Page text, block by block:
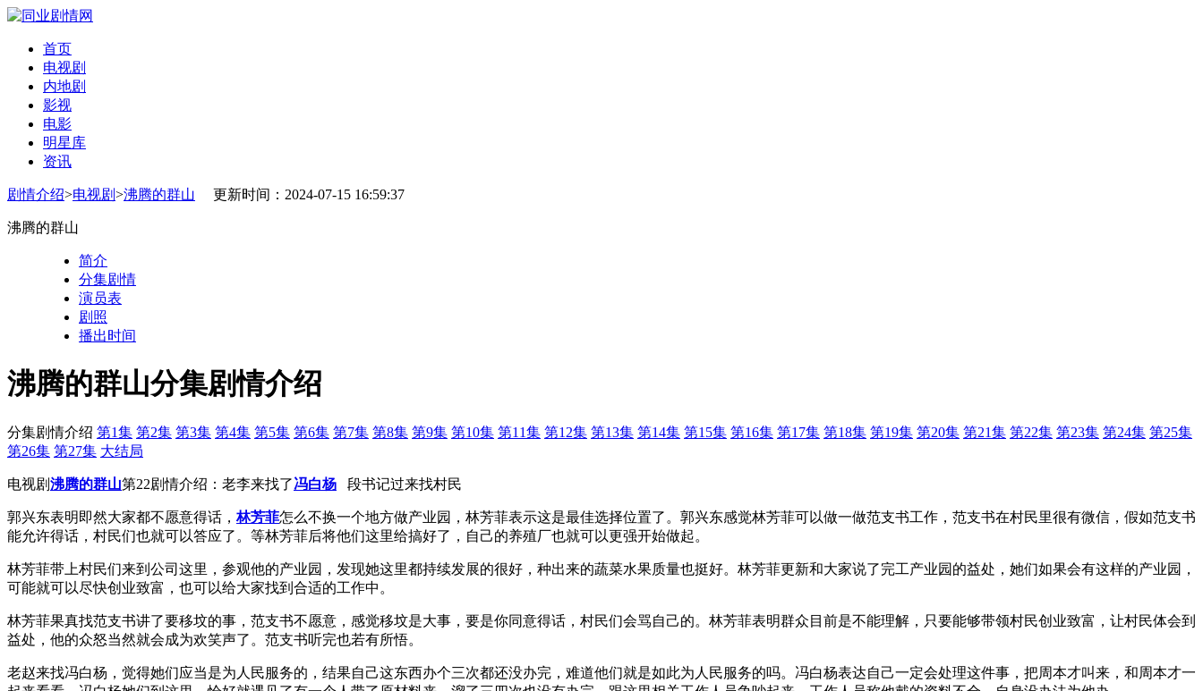
首页
电视剧
内地剧
影视
电影
明星库
资讯
剧情介绍>电视剧>沸腾的群山 更新时间：2024-07-15 16:59:37
沸腾的群山
简介
分集剧情
演员表
剧照
播出时间
沸腾的群山分集剧情介绍
分集剧情介绍 第1集 第2集 第3集 第4集 第5集 第6集 第7集 第8集 第9集 第10集 第11集 第12集 第13集 第14集 第15集 第16集 第17集 第18集 第19集 第20集 第21集 第22集 第23集 第24集 第25集
第26集 第27集 大结局
电视剧沸腾的群山第22剧情介绍：老李来找了冯白杨 段书记过来找村民
郭兴东表明即然大家都不愿意得话，林芳菲怎么不换一个地方做产业园，林芳菲表示这是最佳选择位置了。郭兴东感觉林芳菲可以做一做范支书工作，范支书在村民里很有微信，假如范支书
能允许得话，村民们也就可以答应了。等林芳菲后将他们这里给搞好了，自己的养殖厂也就可以更强开始做起。
林芳菲带上村民们来到公司这里，参观他的产业园，发现她这里都持续发展的很好，种出来的蔬菜水果质量也挺好。林芳菲更新和大家说了完工产业园的益处，她们如果会有这样的产业园，
可能就可以尽快创业致富，也可以给大家找到合适的工作中。
林芳菲果真找范支书讲了要移坟的事，范支书不愿意，感觉移坟是大事，要是你同意得话，村民们会骂自己的。林芳菲表明群众目前是不能理解，只要能够带领村民创业致富，让村民体会到
益处，他的众怒当然就会成为欢笑声了。范支书听完也若有所悟。
老赵来找冯白杨，觉得她们应当是为人民服务的，结果自己这东西办个三次都还没办完，难道他们就是如此为人民服务的吗。冯白杨表达自己一定会处理这件事，把周本才叫来，和周本才一